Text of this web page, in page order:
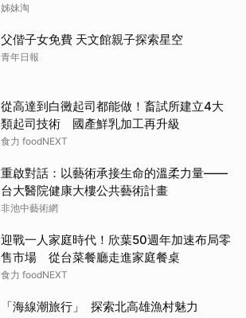
姊妹淘
父偕子女免費 天文館親子探索星空
青年日報
從高達到白黴起司都能做！畜試所建立4大
類起司技術 國產鮮乳加工再升級
食力 foodNEXT
重啟對話：以藝術承接生命的溫柔力量——
台大醫院健康大樓公共藝術計畫
非池中藝術網
迎戰一人家庭時代！欣葉50週年加速布局零
售市場 從台菜餐廳走進家庭餐桌
食力 foodNEXT
「海線潮旅行」 探索北高雄漁村魅力